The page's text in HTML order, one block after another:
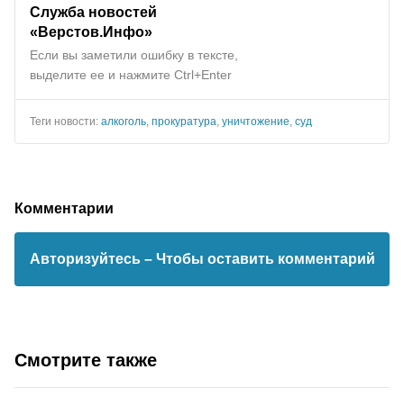
Служба новостей
«Верстов.Инфо»
Если вы заметили ошибку в тексте,
выделите ее и нажмите Ctrl+Enter
Теги новости: алкоголь прокуратура уничтожение суд
Комментарии
Авторизуйтесь – Чтобы оставить комментарий
Смотрите также